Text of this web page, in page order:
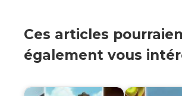
Ces articles
également vous